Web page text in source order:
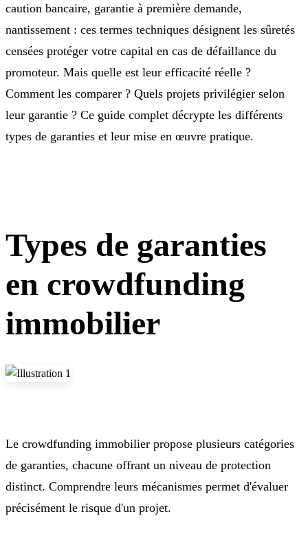
caution bancaire, garantie à première demande,
nantissement : ces termes techniques désignent les sûretés
censées protéger votre capital en cas de défaillance du
promoteur. Mais quelle est leur efficacité réelle ?
Comment les comparer ? Quels projets privilégier selon
leur garantie ? Ce guide complet décrypte les différents
types de garanties et leur mise en œuvre pratique.
Types de garanties
en crowdfunding
immobilier
Le crowdfunding immobilier propose plusieurs catégories
de garanties, chacune offrant un niveau de protection
distinct. Comprendre leurs mécanismes permet d'évaluer
précisément le risque d'un projet.